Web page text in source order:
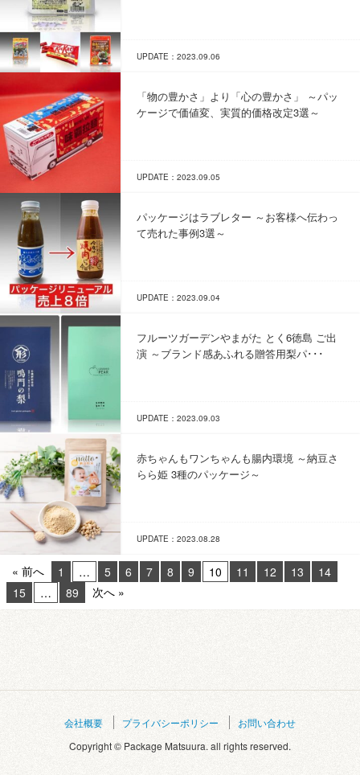
UPDATE：2023.09.06
「物の豊かさ」より「心の豊かさ」 ～パッ
ケージで価値変、実質的価格改定3選～
UPDATE：2023.09.05
パッケージはラブレター ～お客様へ伝わっ
て売れた事例3選～
UPDATE：2023.09.04
フルーツガーデンやまがた とく6徳島 ご出
演 ～ブランド感あふれる贈答用梨パ･･･
UPDATE：2023.09.03
赤ちゃんもワンちゃんも腸内環境 ～納豆さ
らら姫 3種のパッケージ～
UPDATE：2023.08.28
« 前へ 1 … 5 6 7 8 9 10 11 12 13
14
15
… 89 次へ »
会社概要 プライバシーポリシー
お問い合わせ
Copyright © Package Matsuura. all rights reserved.